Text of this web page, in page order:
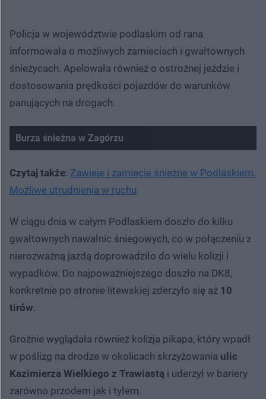
Policja w województwie podlaskim od rana
informowała o możliwych zamieciach i gwałtownych
śnieżycach. Apelowała również o ostrożnej jeździe i
dostosowania prędkości pojazdów do warunków
panujących na drogach.
Burza śnieżna w Zagórzu
Czytaj także: Zawieje i zamiecie śnieżne w Podlaskiem.
Możliwe utrudnienia w ruchu
W ciągu dnia w całym Podlaskiem doszło do kilku
gwałtownych nawałnic śniegowych, co w połączeniu z
nierozważną jazdą doprowadziło do wielu kolizji i
wypadków. Do najpoważniejszego doszło na DK8,
konkretnie po stronie litewskiej zderzyło się aż 10
tirów.
Groźnie wyglądała również kolizja pikapa, który wpadł
w poślizg na drodze w okolicach skrzyżowania ulic
Kazimierza Wielkiego z Trawiastą i uderzył w bariery
zarówno przodem jak i tyłem.